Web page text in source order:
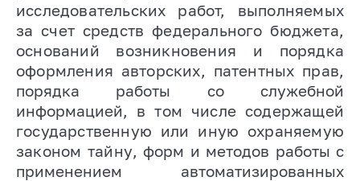
исследовательских работ, выполняемых
за счет средств федерального бюджета,
оснований возникновения и порядка
оформления авторских, патентных прав,
порядка работы со служебной
информацией, в том числе содержащей
государственную или иную охраняемую
законом тайну, форм и методов работы с
применением автоматизированных